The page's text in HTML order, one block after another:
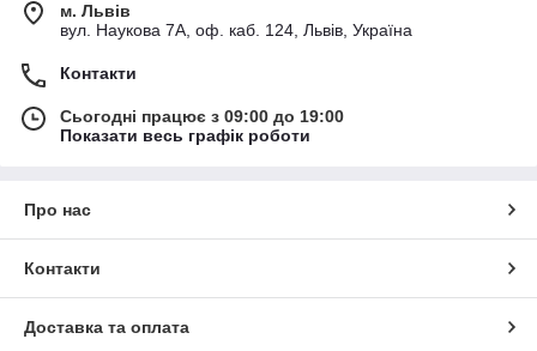
м. Львів
вул. Наукова 7А, оф. каб. 124, Львів, Україна
Контакти
Сьогодні працює з 09:00 до 19:00
Показати весь графік роботи
Про нас
Контакти
Доставка та оплата